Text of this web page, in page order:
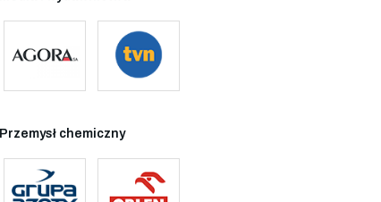
Przemysł chemiczny